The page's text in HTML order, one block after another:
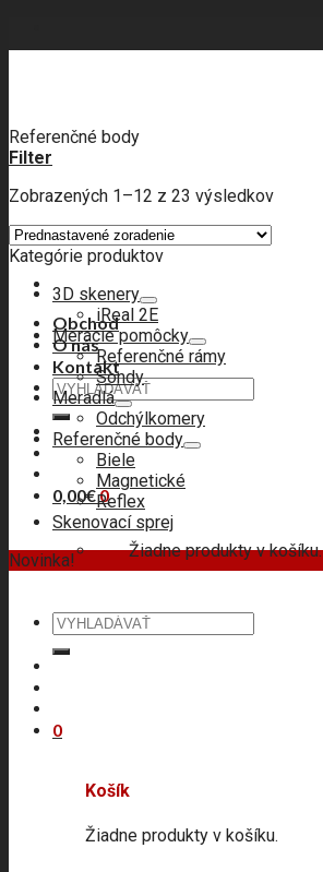
to
Obchod
O nás
Kontakt
Hľadať:
0,00€0
Žiadne produkty v košíku.
Hľadať:
0
Košík
Žiadne produkty v košíku.
Referenčné body
Filter
Zobrazených 1–12 z 23 výsledkov
Kategórie produktov
3D skenery
iReal 2E
Meracie pomôcky
Referenčné rámy
Sondy
Meradlá
Odchýlkomery
Referenčné body
Biele
Magnetické
Reflex
Skenovací sprej
Novinka!